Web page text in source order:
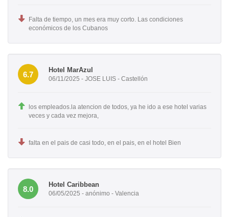
Falta de tiempo, un mes era muy corto. Las condiciones
económicos de los Cubanos
6.7
Hotel MarAzul
06/11/2025 - JOSE LUIS - Castellón
los empleados.la atencion de todos, ya he ido a ese hotel varias
veces y cada vez mejora,
falta en el pais de casi todo, en el pais, en el hotel Bien
8.0
Hotel Caribbean
06/05/2025 - anónimo - Valencia